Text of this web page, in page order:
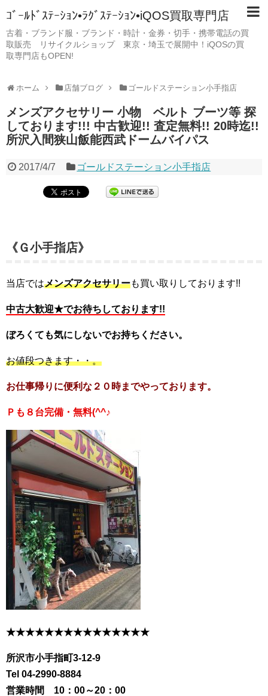
ｺﾞｰﾙﾄﾞｽﾃｰｼｮﾝ•ﾗｸﾞｽﾃｰｼｮﾝ•iQOS買取専門店
古着・ブランド服・ブランド・時計・金券・切手・携帯電話の買
取販売 リサイクルショップ 東京・埼玉で展開中！iQOSの買
取専門店もOPEN!
ホーム 店舗ブログ ゴールドステーション小手指店
メンズアクセサリー 小物 ベルト ブーツ等 探
しております!!! 中古歓迎!! 査定無料!! 20時迄!!
所沢入間狭山飯能西武ドームバイパス
2017/4/7 ゴールドステーション小手指店
《Ｇ小手指店》
当店ではメンズアクセサリーも買い取りしております!!
中古大歓迎★でお待ちしております!!
ぼろくても気にしないでお持ちください。
お値段つきます・・。
お仕事帰りに便利な２０時までやっております。
Ｐも８台完備・無料(^^♪
★★★★★★★★★★★★★★★
所沢市小手指町3-12-9
Tel 04-2990-8884
営業時間 10：00～20：00